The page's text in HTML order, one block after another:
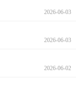
2026-06-03
2026-06-03
2026-06-02